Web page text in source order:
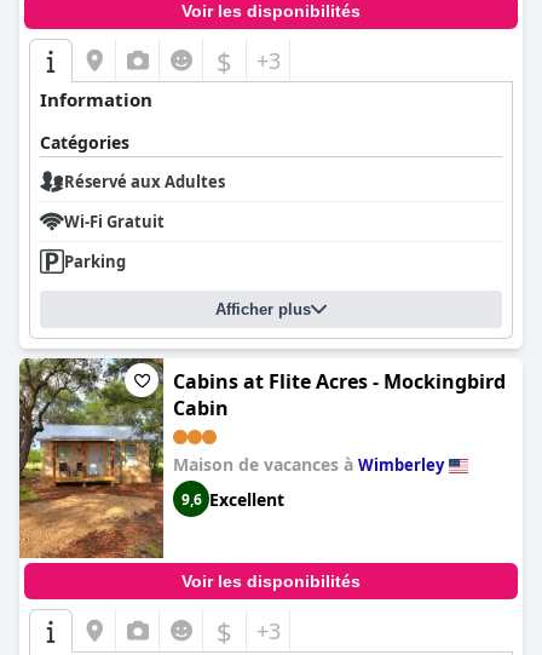
Voir les disponibilités
$ +3
Information
Catégories
Réservé aux Adultes
Wi-Fi Gratuit
Parking
Afficher plus
Cabins at Flite Acres - Mockingbird
Cabin
Maison de vacances à Wimberley
9,6 Excellent
Voir les disponibilités
$ +3